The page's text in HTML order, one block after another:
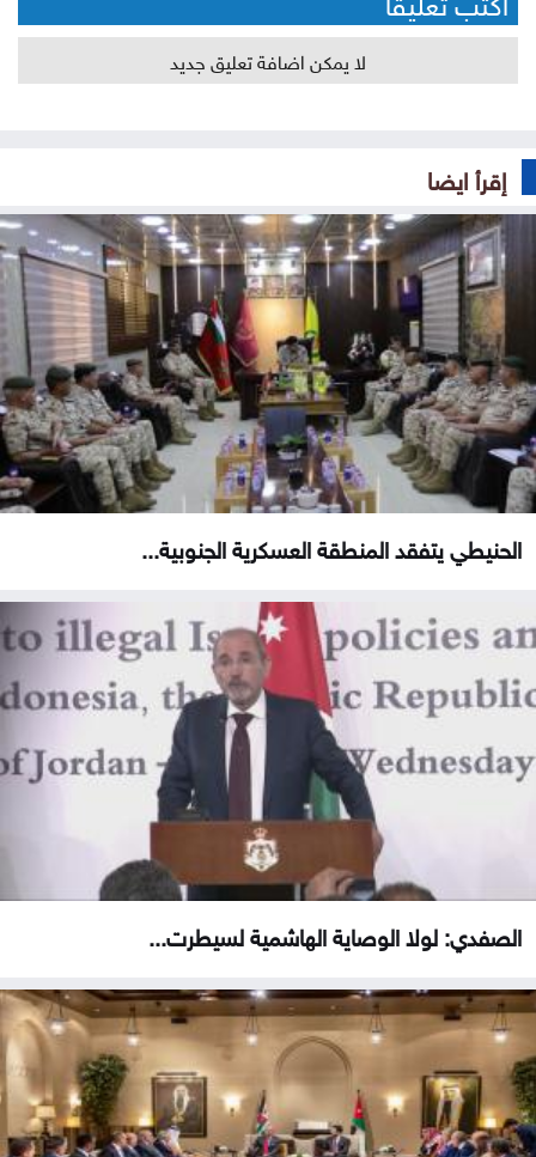
لا يمكن اضافة تعليق جديد
إقرأ ايضا
الحنيطي يتفقد المنطقة العسكرية الجنوبية...
الصفدي: لولا الوصاية الهاشمية لسيطرت...